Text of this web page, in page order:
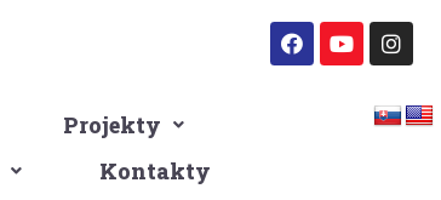
a
c
e
o
u
t
n
s
t
g
Projekty
Kontakty